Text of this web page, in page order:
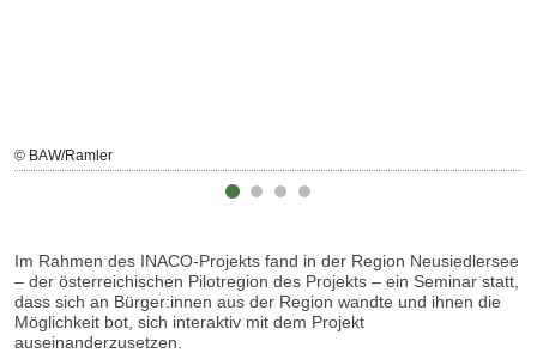
© BAW/Ramler
Im Rahmen des INACO-Projekts fand in der Region Neusiedlersee
– der österreichischen Pilotregion des Projekts – ein Seminar statt,
dass sich an Bürger:innen aus der Region wandte und ihnen die
Möglichkeit bot, sich interaktiv mit dem Projekt
auseinanderzusetzen.